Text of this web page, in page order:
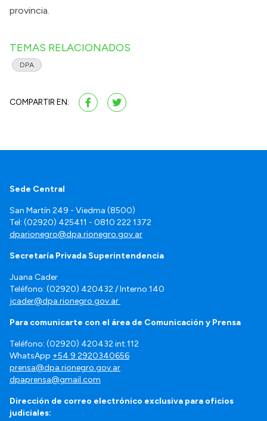
provincia.
TEMAS RELACIONADOS
DPA
COMPARTIR EN:
Sede Central
San Martín 249 - Viedma (8500)
Tel: (02920) 425411 - 0810 222 1372
dparionegro@dpa.rionegro.gov.ar
Secretaría Privada Superintendencia
Juana Cader
Teléfono: (02920) 420432 / Interno 140
jcader@dpa.rionegro.gov.ar
Para comunicarte con el área de Comunicación y Prensa
Teléfono: (02920) 420432 int.112
WhatsApp +54 9 2920340656
prensa@dpa.rionegro.gov.ar
dpaprensa@gmail.com
Dirección de correo electrónico exclusiva para oficios
judiciales: